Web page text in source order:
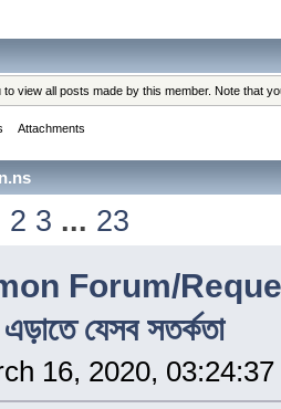
view all posts made by this member. Note that
Attachments
2 3 ... 23
Forum/
যেসব সতর্কতা
16, 2020,